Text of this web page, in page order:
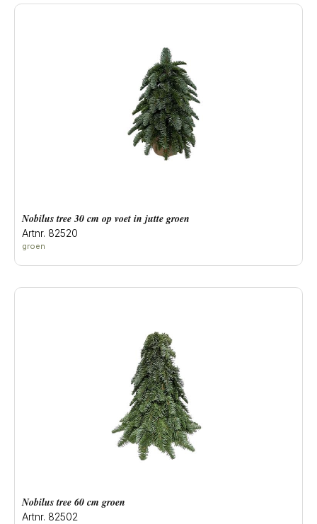
Nobilus tree 30 cm op voet in jutte groen
Artnr. 82520
groen
Nobilus tree 60 cm groen
Artnr. 82502